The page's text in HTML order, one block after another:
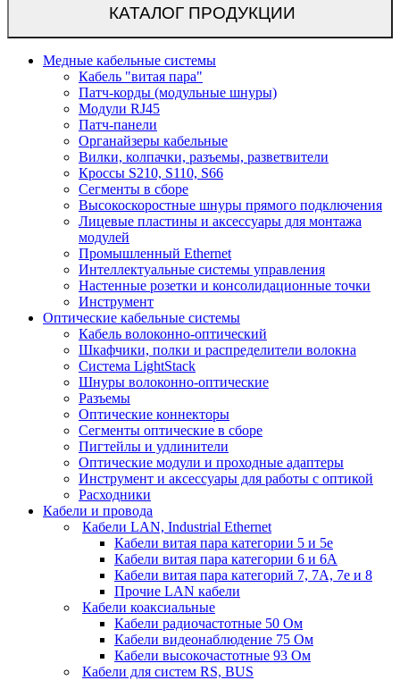
КАТАЛОГ ПРОДУКЦИИ
Медные кабельные системы
Кабель "витая пара"
Патч-корды (модульные шнуры)
Модули RJ45
Патч-панели
Органайзеры кабельные
Вилки, колпачки, разъемы, разветвители
Кроссы S210, S110, S66
Сегменты в сборе
Высокоскоростные шнуры прямого подключения
Лицевые пластины и аксессуары для монтажа
модулей
Промышленный Ethernet
Интеллектуальные системы управления
Настенные розетки и консолидационные точки
Инструмент
Оптические кабельные системы
Кабель волоконно-оптический
Шкафчики, полки и распределители волокна
Система LightStack
Шнуры волоконно-оптические
Разъемы
Оптические коннекторы
Сегменты оптические в сборе
Пигтейлы и удлинители
Оптические модули и проходные адаптеры
Инструмент и аксессуары для работы с оптикой
Расходники
Кабели и провода
Кабели LAN, Industrial Ethernet
Кабели витая пара категории 5 и 5е
Кабели витая пара категории 6 и 6A
Кабели витая пара категорий 7, 7А, 7е и 8
Прочие LAN кабели
Кабели коаксиальные
Кабели радиочастотные 50 Ом
Кабели видеонаблюдение 75 Ом
Кабели высокочастотные 93 Ом
Кабели для систем RS, BUS